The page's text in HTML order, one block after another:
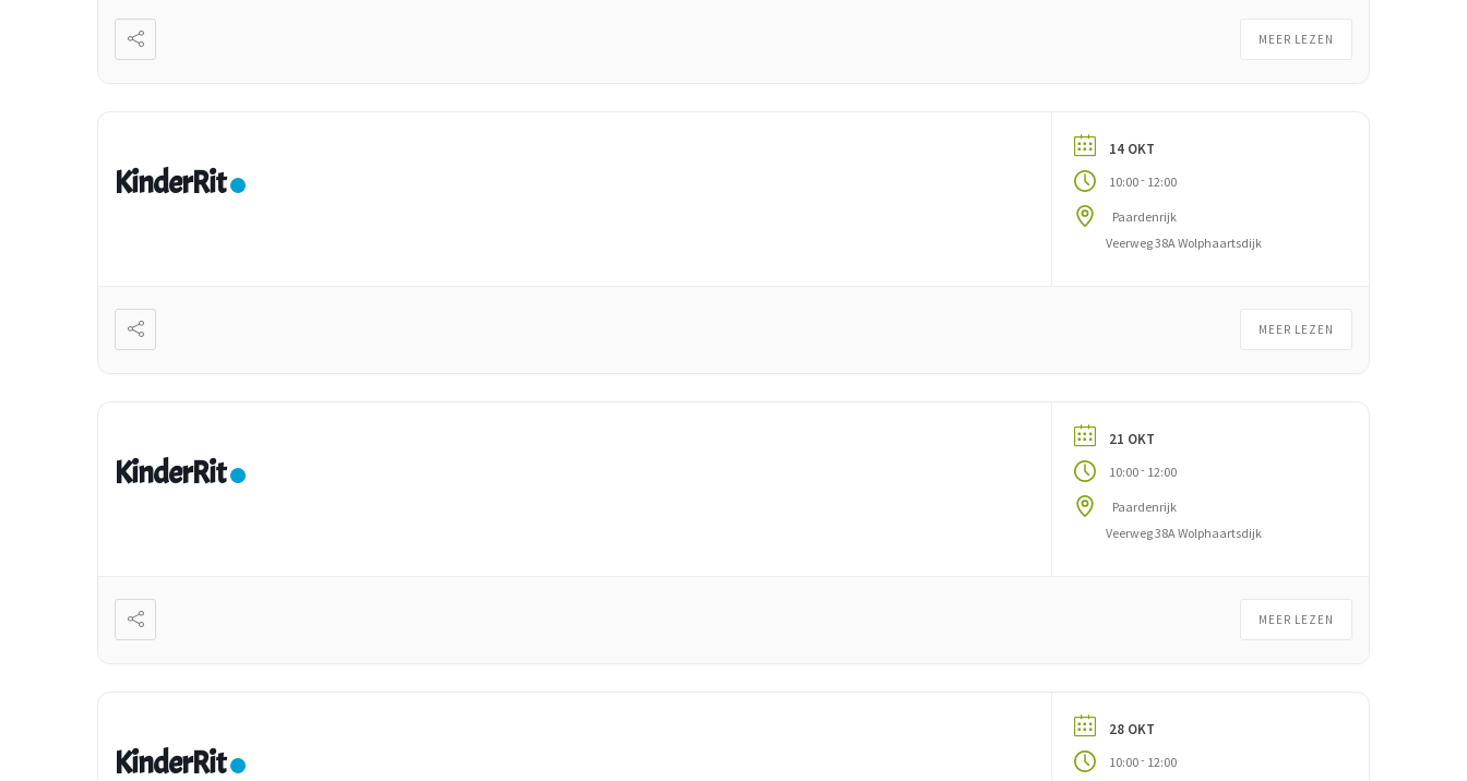
MEER LEZEN
KinderRit
14 OKT
10:00- 12:00
Paardenrijk
Veerweg 38A Wolphaartsdijk
MEER LEZEN
KinderRit
21 OKT
10:00- 12:00
Paardenrijk
Veerweg 38A Wolphaartsdijk
MEER LEZEN
KinderRit
28 OKT
10:00- 12:00